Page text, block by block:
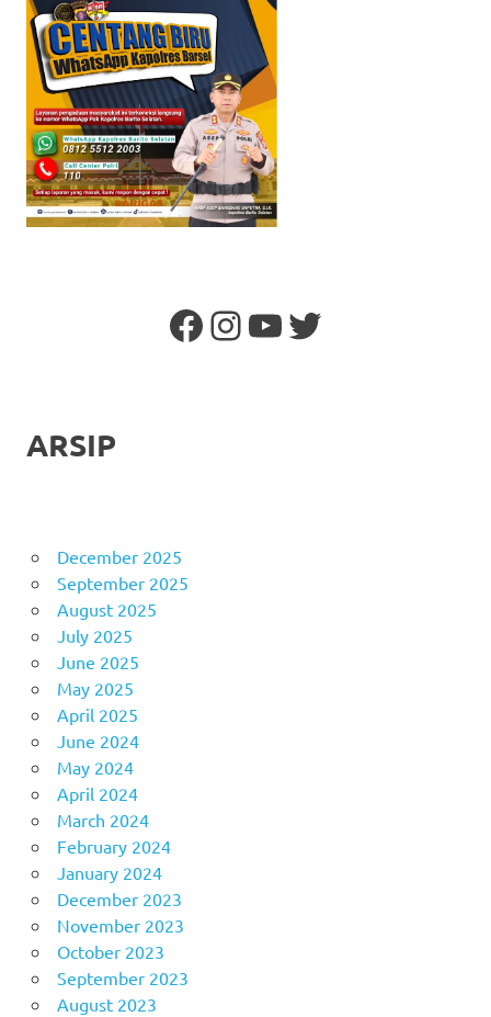
Facebook
Instagram
YouTube
Twitter
ARSIP
December 2025
September 2025
August 2025
July 2025
June 2025
May 2025
April 2025
June 2024
May 2024
April 2024
March 2024
February 2024
January 2024
December 2023
November 2023
October 2023
September 2023
August 2023